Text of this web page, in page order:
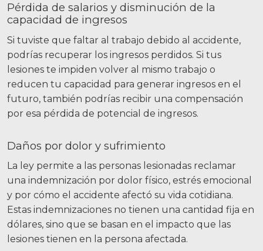
Pérdida de salarios y disminución de la
capacidad de ingresos
Si tuviste que faltar al trabajo debido al accidente,
podrías recuperar los ingresos perdidos. Si tus
lesiones te impiden volver al mismo trabajo o
reducen tu capacidad para generar ingresos en el
futuro, también podrías recibir una compensación
por esa pérdida de potencial de ingresos.
Daños por dolor y sufrimiento
La ley permite a las personas lesionadas reclamar
una indemnización por dolor físico, estrés emocional
y por cómo el accidente afectó su vida cotidiana.
Estas indemnizaciones no tienen una cantidad fija en
dólares, sino que se basan en el impacto que las
lesiones tienen en la persona afectada.